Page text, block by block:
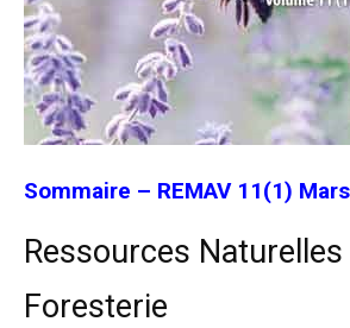
Sommaire – REMAV 11(1)
Ressources Naturelles
Foresterie